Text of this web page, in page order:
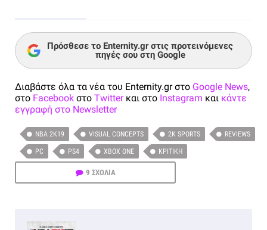
Πρόσθεσε το Enternity.gr στις προτεινόμενες
πηγές σου στη Google
Διαβάστε όλα τα νέα του Enternity.gr στο Google News,
στο Facebook στο Twitterκαι στο Instagram και κάντε
εγγραφή στο Newsletter
NBA 2K19 VISUAL CONCEPTS 2K SPORTS REVIEWS
PC PS4 XBOX ONE ΚΡΙΤΙΚΉ
9 ΣΧΟΛΙΑ